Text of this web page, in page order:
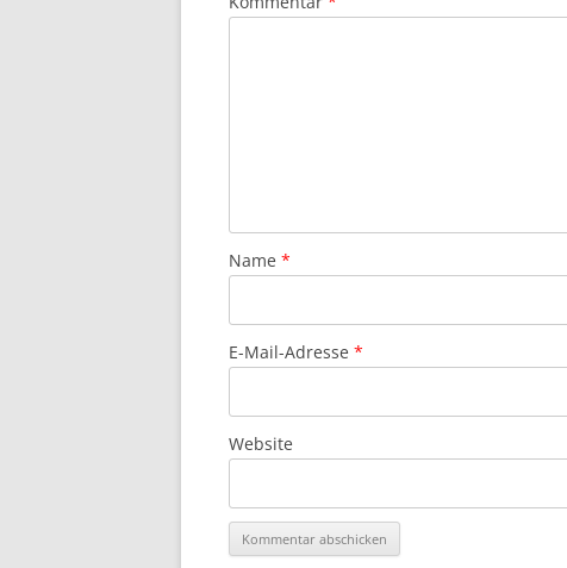
Name *
E-Mail-Adresse *
Website